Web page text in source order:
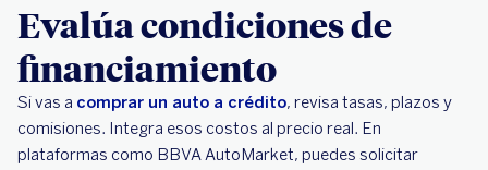
Evalúa condiciones de
financiamiento
Si vas a comprar un auto a crédito, revisa tasas, plazos y
comisiones. Integra esos costos al precio real. En
plataformas como BBVA AutoMarket, puedes solicitar